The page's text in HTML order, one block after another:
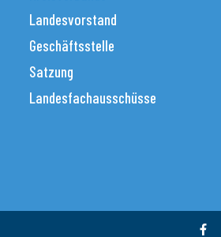
Landesvorstand
Geschäftsstelle
Satzung
Landesfachausschüsse